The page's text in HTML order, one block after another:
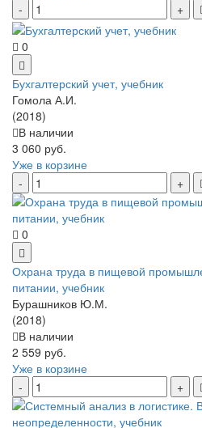
0
Бухгалтерский учет, учебник
Гомола А.И.
(2018)
В наличии
3 060 руб.
Уже в корзине
0
Охрана труда в пищевой
питании, учебник
Бурашников Ю.М.
(2018)
В наличии
2 559 руб.
Уже в корзине